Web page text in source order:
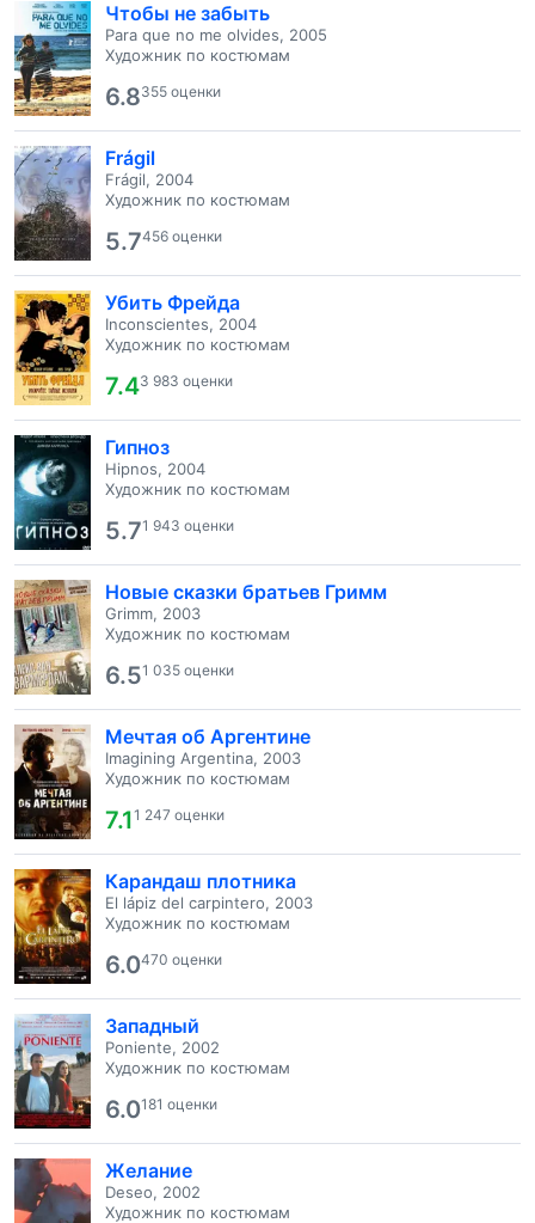
Чтобы не забыть
Para que no me olvides, 2005
Художник по костюмам
6.8355 оценки
Frágil
Frágil, 2004
Художник по костюмам
5.7456 оценки
Убить Фрейда
Inconscientes, 2004
Художник по костюмам
7.43 983 оценки
Гипноз
Hipnos, 2004
Художник по костюмам
5.71 943 оценки
Новые сказки братьев Гримм
Grimm, 2003
Художник по костюмам
6.51 035 оценки
Мечтая об Аргентине
Imagining Argentina, 2003
Художник по костюмам
7.11 247 оценки
Карандаш плотника
El lápiz del carpintero, 2003
Художник по костюмам
6.0470 оценки
Западный
Poniente, 2002
Художник по костюмам
6.0181 оценки
Желание
Deseo, 2002
Художник по костюмам